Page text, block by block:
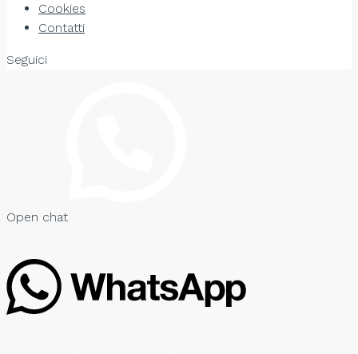
Cookies
Contatti
Seguici
Open chat